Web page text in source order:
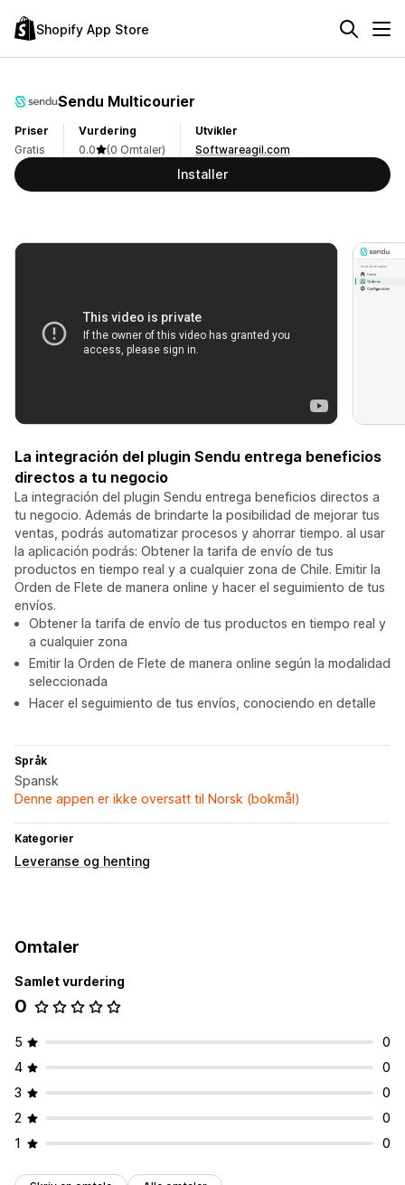
Shopify App Store
Sendu Multicourier
Priser
Gratis
Vurdering
0.0
(0 Omtaler)
Utvikler
Softwareagil.com
Installer
La integración del plugin Sendu entrega beneficios
directos a tu negocio
La integración del plugin Sendu entrega beneficios directos a
tu negocio. Además de brindarte la posibilidad de mejorar tus
ventas, podrás automatizar procesos y ahorrar tiempo. al usar
la aplicación podrás: Obtener la tarifa de envío de tus
productos en tiempo real y a cualquier zona de Chile. Emitir la
Orden de Flete de manera online y hacer el seguimiento de tus
envíos.
Obtener la tarifa de envío de tus productos en tiempo real y
a cualquier zona
Emitir la Orden de Flete de manera online según la modalidad
seleccionada
Hacer el seguimiento de tus envíos, conociendo en detalle
Språk
Spansk
Denne appen er ikke oversatt til Norsk (bokmål)
Kategorier
Leveranse og henting
Omtaler
Samlet vurdering
0
5
0
4
0
3
0
2
0
1
0